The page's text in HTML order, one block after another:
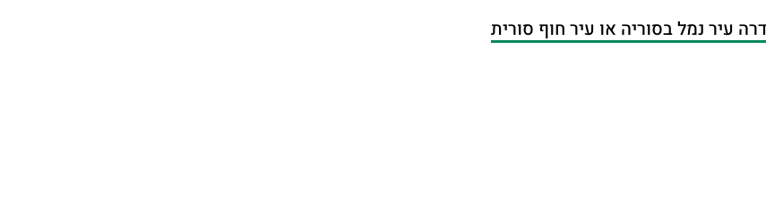
עיר נמל בסוריה או עיר חוף סורית